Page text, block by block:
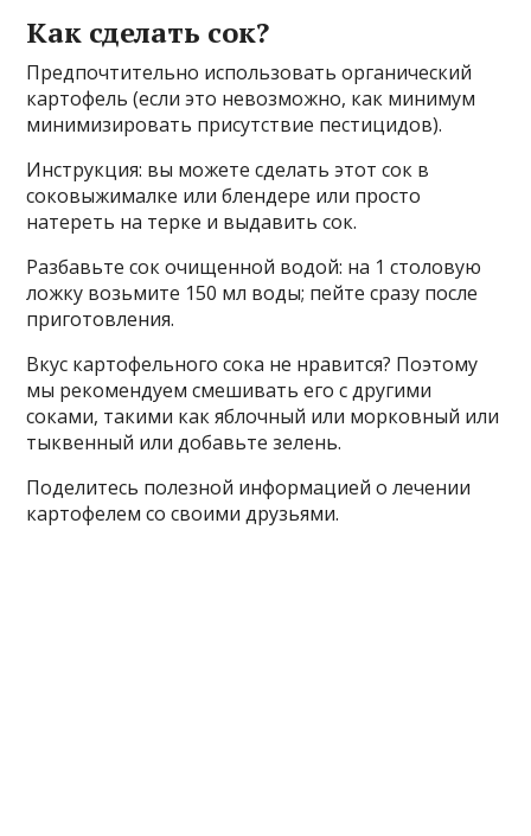
Как сделать сок?
Предпочтительно использовать органический
картофель (если это невозможно, как минимум
минимизировать присутствие пестицидов).
Инструкция: вы можете сделать этот сок в
соковыжималке или блендере или просто
натереть на терке и выдавить сок.
Разбавьте сок очищенной водой: на 1 столовую
ложку возьмите 150 мл воды; пейте сразу после
приготовления.
Вкус картофельного сока не нравится? Поэтому
мы рекомендуем смешивать его с другими
соками, такими как яблочный или морковный или
тыквенный или добавьте зелень.
Поделитесь полезной информацией о лечении
картофелем со своими друзьями.